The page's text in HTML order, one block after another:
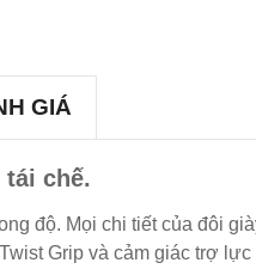
GIÁ
chế.
độ. Mọi chi tiết của đôi
Grip và cảm giác trợ